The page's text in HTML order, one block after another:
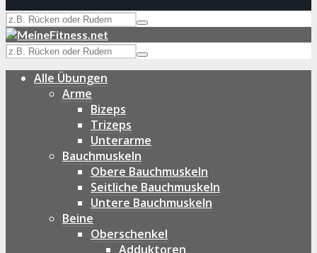
Alle Übungen
Arme
Bizeps
Trizeps
Unterarme
Bauchmuskeln
Obere Bauchmuskeln
Seitliche Bauchmuskeln
Untere Bauchmuskeln
Beine
Oberschenkel
Adduktoren